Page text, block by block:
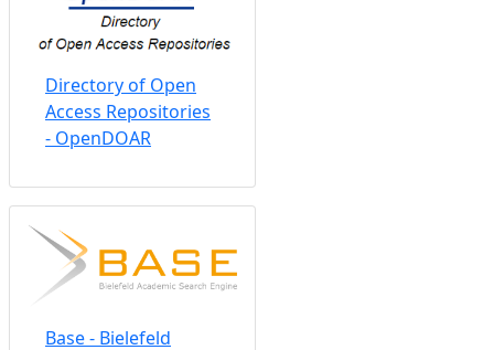
Directory of Open
Access Repositories
- OpenDOAR
Base - Bielefeld